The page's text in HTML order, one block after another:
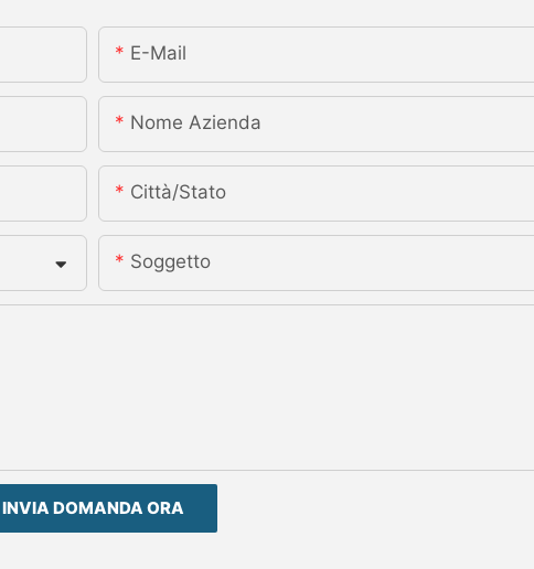
E-Mail
Nome Azienda
Città/stato
Soggetto
INVIA DOMANDA ORA